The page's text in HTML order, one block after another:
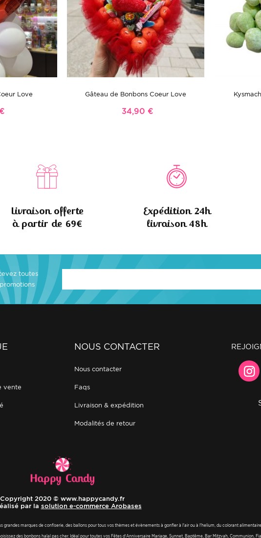
Love Gâteau de Bonbons Coeur Love
34,90 €
Livraison offerte
à partir de 69€
Expédition 24h
livraison 48h
toutes
vente
NOUS CONTACTER
nous contacter
faqs
livraison & expédition
modalités de retour
Copyright 2020 © www.happycandy.fr
par la solution e-commerce Arobases
marques de confiserie, des ballons pour tous vos thèmes et évènements à gonfler à l'air ou à l'helium, du colorant
des bonbons halal pas cher. Idéal pour toutes vos Fêtes d’Anniversaire Mariage, Sunnet, Baptême, Bar Mitzvah, Communion,